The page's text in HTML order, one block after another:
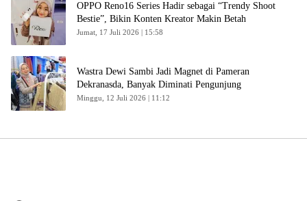
OPPO Reno16 Series Hadir sebagai “Trendy Shoot
Bestie”, Bikin Konten Kreator Makin Betah
Jumat, 17 Juli 2026 | 15:58
Wastra Dewi Sambi Jadi Magnet di Pameran
Dekranasda, Banyak Diminati Pengunjung
Minggu, 12 Juli 2026 | 11:12